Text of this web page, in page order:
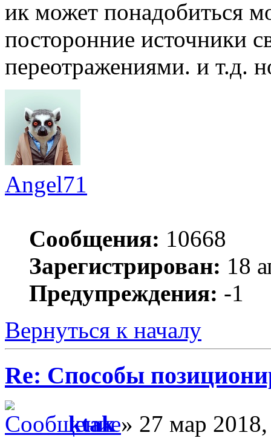
ик может понадобиться
посторонние источники
переотражениями. и т.д.
Angel71
Сообщения: 10668
Зарегистрирован: 18
Предупреждения: -1
Вернуться к началу
Re: Способы
ktak» 27 мар